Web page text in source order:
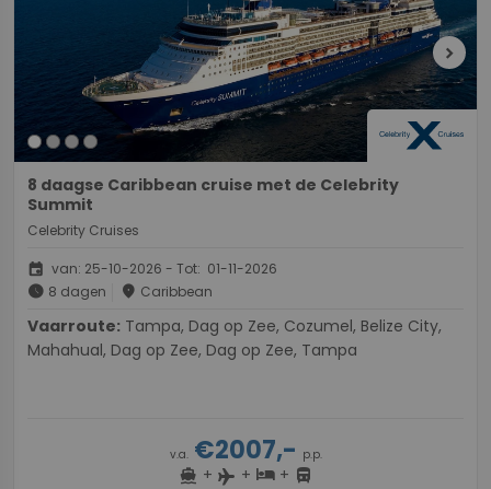
chevron_right
8 daagse Caribbean cruise met de Celebrity
Summit
Celebrity Cruises
event van: 25-10-2026 - Tot: 01-11-2026
schedule 8 dagen place Caribbean
Vaarroute:
Mahahual, Dag op Zee, Dag op Zee, Tampa
v.a.€2007,- p.p.
directions_boat + flight + hotel+ directions_bus